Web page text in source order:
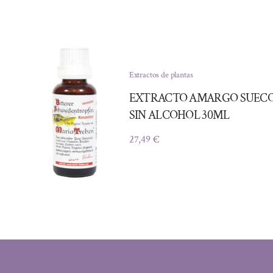
Extractos de plantas
EXTRACTO AMARGO
SIN ALCOHOL 30ML
27,49€